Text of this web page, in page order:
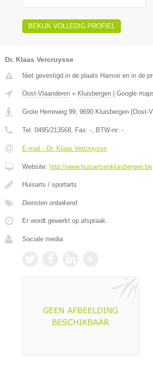
BEKIJK VOLLEDIG PROFIEL
Dr. Klaas Vercruysse
Niet gevestigd in de plaats Hamoir en in de
Oost-Vlaanderen » Kluisbergen Google
Grote Herreweg 99 9690 Kluisbergen (Oost-
Tel: 0495/213568 , Fax: - , BTW-nr: -
E-mail › Dr. Klaas Vercruysse
Website: http://www.huisartsenkluisbergen.be
Huisarts / sportarts
Diensten onbekend
Er wordt gewerkt op afspraak.
Sociale media: